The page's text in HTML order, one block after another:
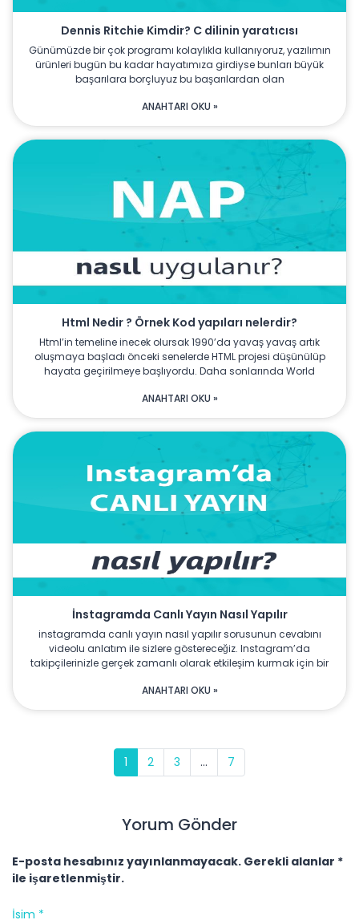
Dennis Ritchie Kimdir? C dilinin yaratıcısı
Günümüzde bir çok programı kolaylıkla kullanıyoruz, yazılımın
ürünleri bugün bu kadar hayatımıza girdiyse bunları büyük
başarılara borçluyuz bu başarılardan olan
ANAHTARI OKU »
Html Nedir ? Örnek Kod yapıları nelerdir?
Html’in temeline inecek olursak 1990’da yavaş yavaş artık
oluşmaya başladı önceki senelerde HTML projesi düşünülüp
hayata geçirilmeye başlıyordu. Daha sonlarında World
ANAHTARI OKU »
İnstagramda Canlı Yayın Nasıl Yapılır
instagramda canlı yayın nasıl yapılır sorusunun cevabını
videolu anlatım ile sizlere göstereceğiz. Instagram’da
takipçilerinizle gerçek zamanlı olarak etkileşim kurmak için bir
ANAHTARI OKU »
1 2 3 ... 7
Yorum Gönder
E-posta hesabınız yayınlanmayacak. Gerekli alanlar *
ile işaretlenmiştir.
İsim *